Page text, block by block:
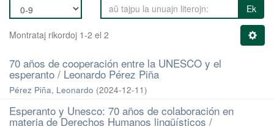
Ek
Montrataj rikordoj 1-2 el 2
70 años de cooperación entre la UNESCO y el
esperanto / Leonardo Pérez Piña
Pérez Piña, Leonardo (2024-12-11)
Esperanto y Unesco: 70 años de colaboración en
materia de Derechos Humanos lingüísticos /